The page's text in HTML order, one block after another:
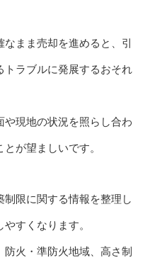
まま売却を進めると、引
トラブルに発展するおそれ
や現地の状況を照らし合わ
が望ましいです。
限に関する情報を整理し
すくなります。
火・準防火地域、高さ制